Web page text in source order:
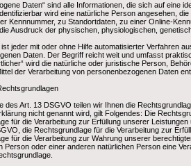
Daten“ sind alle Informationen, die sich auf eine
wird eine natürliche Person angesehen,
Kennnummer, zu Standortdaten, zu einer Online-
Ausdruck der physischen, physiologischen,
ist jeder mit oder ohne Hilfe automatisierter Verfahren
Daten. Der Begriff reicht weit und umfasst
wird die natürliche oder juristische Person,
der Verarbeitung von personenbezogenen Daten
des Art. 13 DSGVO teilen wir Ihnen die
nicht genannt wird, gilt Folgendes: Die
für die Verarbeitung zur Erfüllung unserer
die Rechtsgrundlage für die Verarbeitung zur
für die Verarbeitung zur Wahrung unserer
Person oder einer anderen natürlichen Person eine